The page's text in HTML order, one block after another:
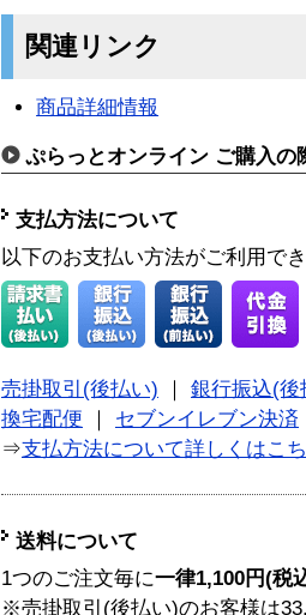
関連リンク
商品詳細情報
ぷらっとオンライン ご購入の
支払方法について
以下のお支払い方法がご利用で
売掛取引(後払い)
銀行振込(後
換宅配便
セブンイレブン決済
⇒支払方法について詳しくはこ
送料について
1つのご注文毎に一律1,100円(税
※売掛取引(後払い)のお客様は